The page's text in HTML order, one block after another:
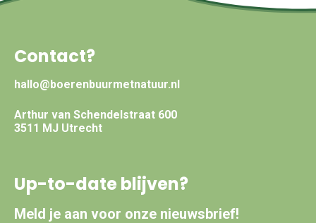
Contact?
hallo@boerenbuurmetnatuur.nl
Arthur van Schendelstraat 600
3511 MJ Utrecht
Up-to-date blijven?
Meld je aan voor onze nieuwsbrief!